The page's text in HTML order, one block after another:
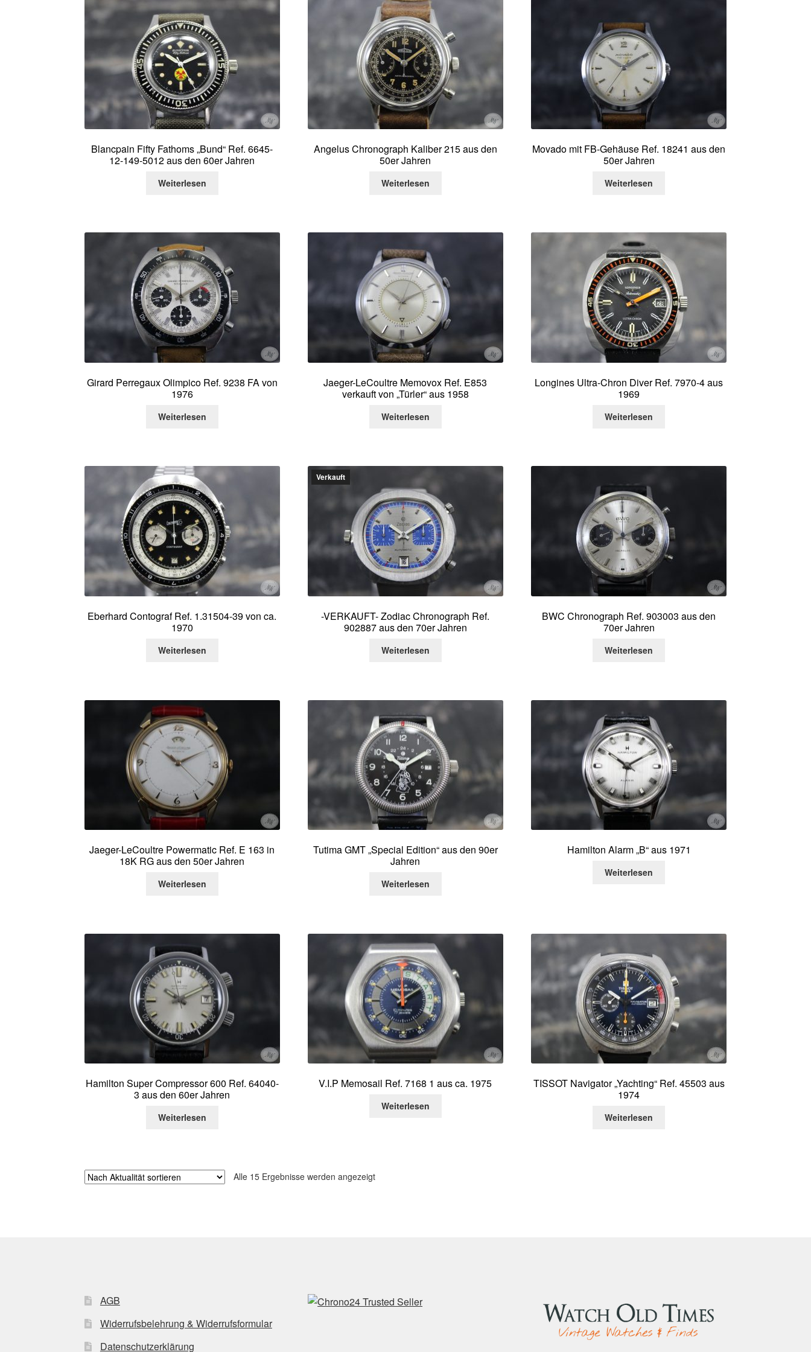
Blancpain Fifty Fathoms „Bund“ Ref. 6645-
12-149-5012 aus den 60er Jahren
Weiterlesen
Angelus Chronograph Kaliber 215 aus den
50er Jahren
Weiterlesen
Movado mit FB-Gehäuse Ref. 18241 aus den
50er Jahren
Weiterlesen
Girard Perregaux Olimpico Ref. 9238 FA von
1976
Weiterlesen
Jaeger-LeCoultre Memovox Ref. E853
verkauft von „Türler“ aus 1958
Weiterlesen
Longines Ultra-Chron Diver Ref. 7970-4 aus
1969
Weiterlesen
Eberhard Contograf Ref. 1.31504-39 von ca.
1970
Weiterlesen
Verkauft
-VERKAUFT- Zodiac Chronograph Ref.
902887 aus den 70er Jahren
Weiterlesen
BWC Chronograph Ref. 903003 aus den
70er Jahren
Weiterlesen
Jaeger-LeCoultre Powermatic Ref. E 163 in
18K RG aus den 50er Jahren
Weiterlesen
Tutima GMT „Special Edition“ aus den 90er
Jahren
Weiterlesen
Hamilton Alarm „B“ aus 1971
Weiterlesen
Hamilton Super Compressor 600 Ref. 64040-
3 aus den 60er Jahren
Weiterlesen
V.I.P Memosail Ref. 7168 1 aus ca. 1975
Weiterlesen
TISSOT Navigator „Yachting“ Ref. 45503 aus
1974
Weiterlesen
Alle 15 Ergebnisse werden angezeigtNach
AGB
Widerrufsbelehrung & Widerrufsformular
Datenschutzerklärung